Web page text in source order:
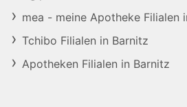
mea - meine Apotheke Filialen
Tchibo Filialen in Barnitz
Apotheken Filialen in Barnitz